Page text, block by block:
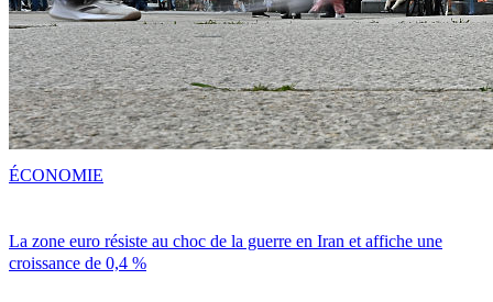
La zone euro résiste au choc de la guerre en Iran et affiche une
croissance de 0,4 %
ÉCONOMIE